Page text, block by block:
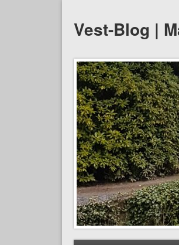
Vest-Blog |